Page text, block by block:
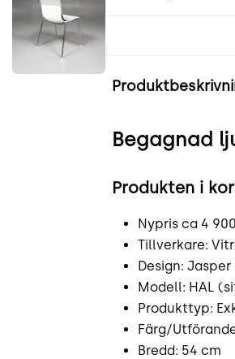
Begagnad
Produkten i
Nypris ca 4
Tillverkare:
Design:
Modell: HAL
Produkttyp:
Färg/
Bredd: 54 cm